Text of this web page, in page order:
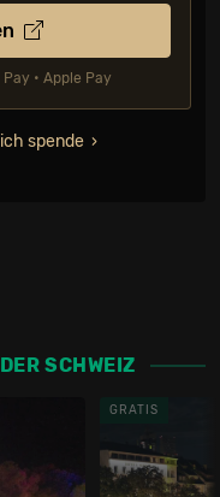
• Apple Pay
spende
SCHWEIZ
GRATIS